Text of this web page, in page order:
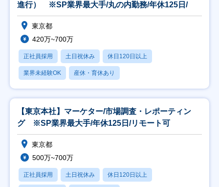
進行） ※SP業界最大手/丸の内勤務/年休125日/
東京都
420万~700万
正社員採用 土日祝休み 休日120日以上
業界未経験OK 産休・育休あり
【東京本社】マーケター/市場調査・レポーティン
グ ※SP業界最大手/年休125日/リモート可
東京都
500万~700万
正社員採用 土日祝休み 休日120日以上